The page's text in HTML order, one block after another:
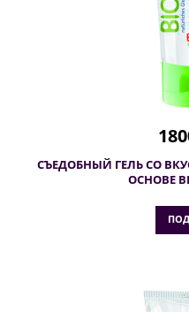
СЪЕДОБНЫЙ ГЕЛЬ СО
ОСНОВЕ